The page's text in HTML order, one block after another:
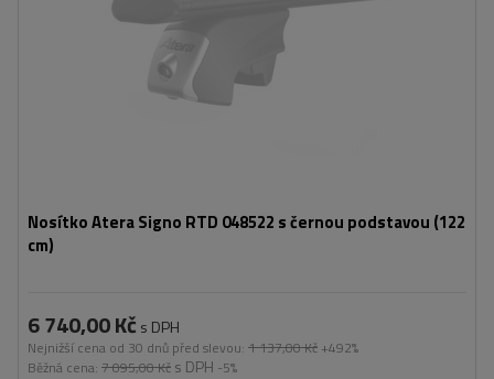
Nosítko Atera Signo RTD 048522 s černou podstavou (122
cm)
6 740,00 Kč s DPH
Nejnižší cena od 30 dnů před slevou: 1 137,00 Kč +492%
Běžná cena: 7 095,00 Kč s DPH -5%